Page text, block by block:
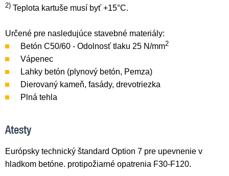
2) Teplota kartuše musí byť +15°C.
Určené pre nasledujúce stavebné materiály:
Betón C50/60 - Odolnosť tlaku 25 N/mm2
Vápenec
Lahky betón (plynový betón, Pemza)
Dierovaný kameň, fasády, drevotriezka
Plná tehla
Atesty
Európsky technický štandard Option 7 pre upevnenie v
hladkom betóne. protipožiarné opatrenia F30-F120.